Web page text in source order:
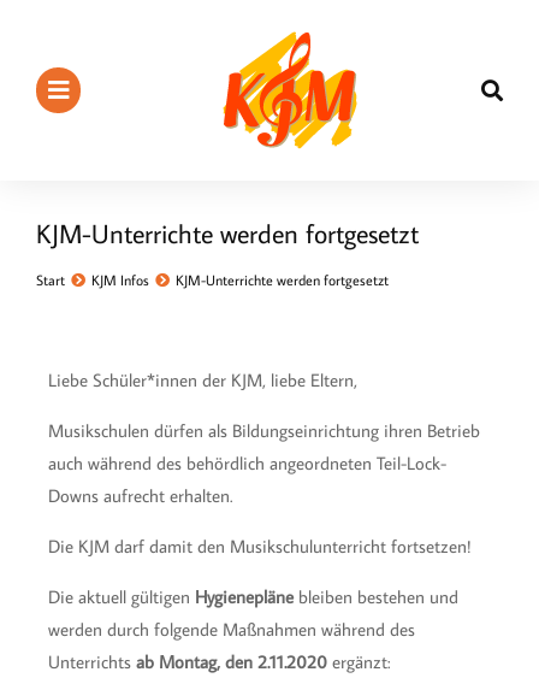
KJM-Unterrichte werden fortgesetzt
Sie befinden sich hier:
Start KJM Infos KJM-Unterrichte werden fortgesetzt
Liebe Schüler*innen der KJM, liebe Eltern,
Musikschulen dürfen als Bildungseinrichtung ihren Betrieb
auch während des behördlich angeordneten Teil-Lock-
Downs aufrecht erhalten.
Die KJM darf damit den Musikschulunterricht fortsetzen!
Die aktuell gültigen Hygieneplänebleiben bestehen und
werden durch folgende Maßnahmen während des
Unterrichts ab Montag, den 2.11.2020 ergänzt: